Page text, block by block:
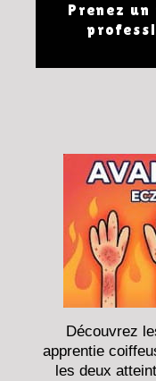
Prenez
Découvrez
apprentie
les deux